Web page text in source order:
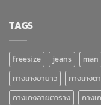
TAGS
freesize jeans man
กางเกงขายาว
กางเกงต
กางเกงลายตาราง
กาง